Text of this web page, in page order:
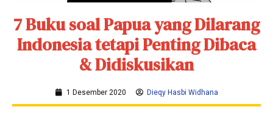
7 Buku soal Papua yang Dilarang
Indonesia tetapi Penting Dibaca
& Didiskusikan
1 Desember 2020 Dieqy Hasbi Widhana